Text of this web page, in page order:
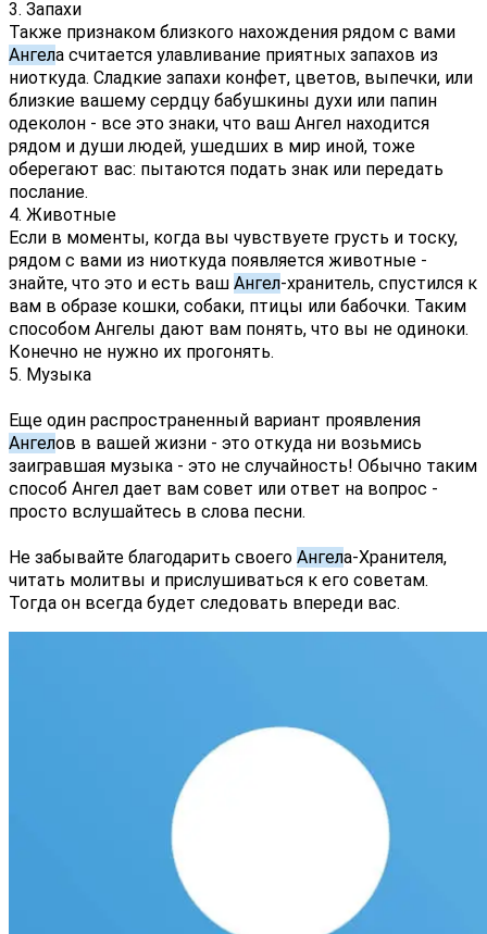
3. Запахи
Ангела считается улавливание приятных запахов из
ниоткуда. Сладкие запахи конфет, цветов, выпечки, или
близкие вашему сердцу бабушкины духи или папин
одеколон - все это знаки, что ваш Ангел находится
рядом и души людей, ушедших в мир иной, тоже
оберегают вас: пытаются подать знак или передать
послание.
4. Животные
Если в моменты, когда вы чувствуете грусть и тоску,
рядом с вами из ниоткуда появляется животные -
знайте, что это и есть ваш Ангел-хранитель, спустился к
вам в образе кошки, собаки, птицы или бабочки. Таким
способом Ангелы дают вам понять, что вы не одиноки.
Конечно не нужно их прогонять.
5. Музыка
Ангелов в вашей жизни - это откуда ни возьмись
заигравшая музыка - это не случайность! Обычно таким
способ Ангел дает вам совет или ответ на вопрос -
просто вслушайтесь в слова песни.
Не забывайте благодарить своего Ангела-Хранителя,
читать молитвы и прислушиваться к его советам.
Тогда он всегда будет следовать впереди вас.